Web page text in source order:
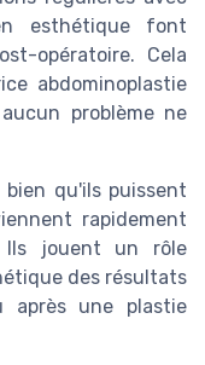
esthétique font
opératoire. Cela
abdominoplastie
problème ne
qu'ils puissent
rapidement
Ils jouent un rôle
des résultats
après une plastie